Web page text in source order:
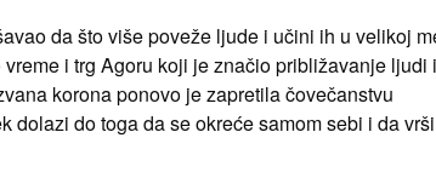
da što više poveže ljude i učini ih u velikoj
i trg Agoru koji je značio približavanje ljudi i
korona ponovo je zapretila čovečanstvu
dolazi do toga da se okreće samom sebi i da vrši